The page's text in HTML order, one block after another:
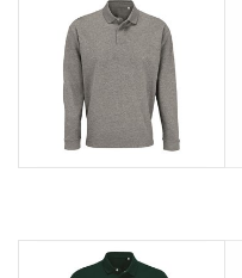
Merken